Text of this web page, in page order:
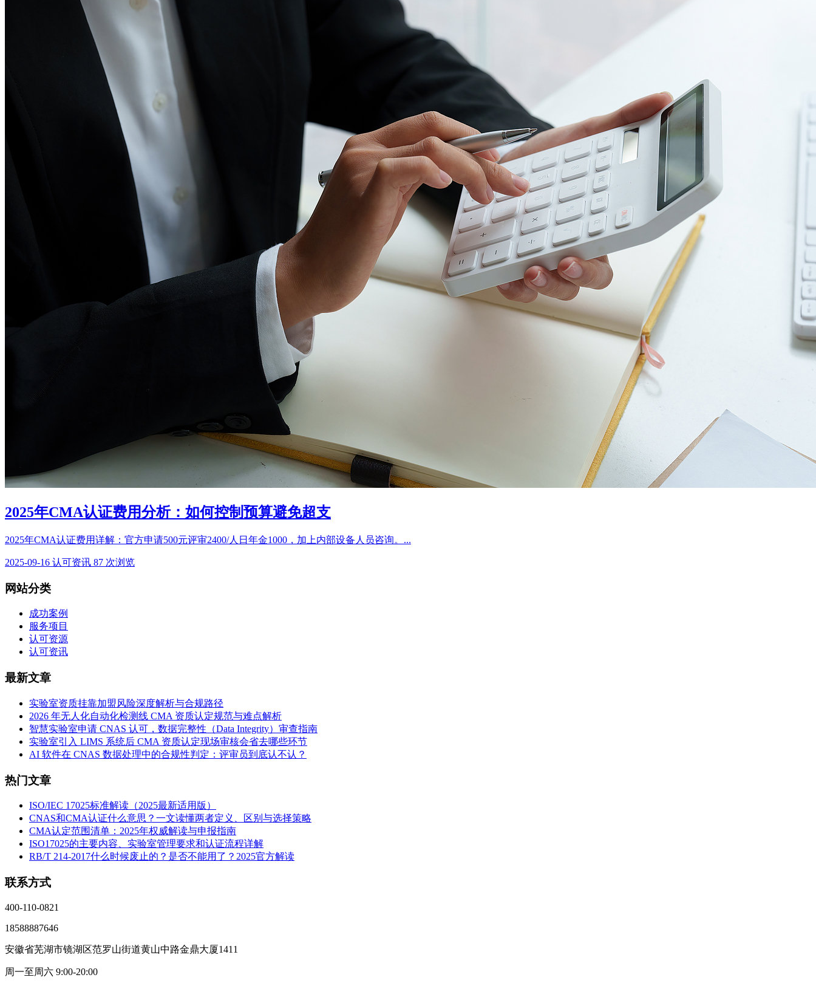
2025年CMA认证费用分析：如何控制预算避免超支
2025年CMA认证费用详解：官方申请500元评审2400/人日年金1000，加上内部设备人员咨询。...
2025-09-16 认可资讯 87 次浏览
网站分类
成功案例
服务项目
认可资源
认可资讯
最新文章
实验室资质挂靠加盟风险深度解析与合规路径
2026 年无人化自动化检测线 CMA 资质认定规范与难点解析
智慧实验室申请 CNAS 认可，数据完整性（Data Integrity）审查指南
实验室引入 LIMS 系统后 CMA 资质认定现场审核会省去哪些环节
AI 软件在 CNAS 数据处理中的合规性判定：评审员到底认不认？
热门文章
ISO/IEC 17025标准解读（2025最新适用版）
CNAS和CMA认证什么意思？一文读懂两者定义、区别与选择策略
CMA认定范围清单：2025年权威解读与申报指南
ISO17025的主要内容、实验室管理要求和认证流程详解
RB/T 214-2017什么时候废止的？是否不能用了？2025官方解读
联系方式
400-110-0821
18588887646
安徽省芜湖市镜湖区范罗山街道黄山中路金鼎大厦1411
周一至周六 9:00-20:00